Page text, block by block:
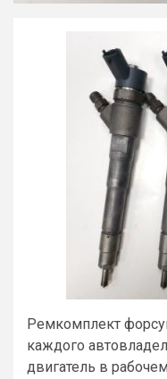
Ремкомплект
каждого
двигатель в